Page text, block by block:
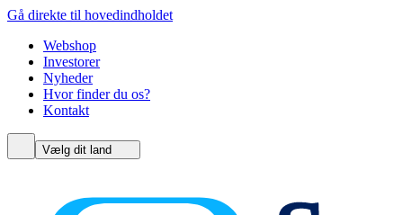
Gå direkte til hovedindholdet
Webshop
Investorer
Nyheder
Hvor finder du os?
Kontakt
Vælg dit land